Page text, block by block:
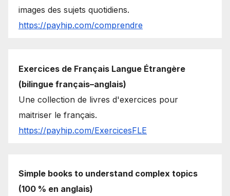
images des sujets quotidiens.
https://payhip.com/comprendre
Exercices de Français Langue Étrangère
(bilingue français–anglais)
Une collection de livres d'exercices pour
maitriser le français.
https://payhip.com/ExercicesFLE
Simple books to understand complex topics
(100 % en anglais)